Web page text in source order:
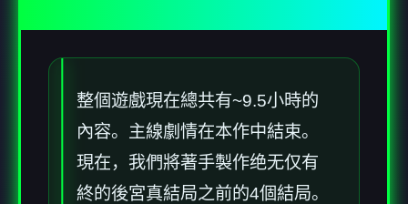
整個遊戲現在總共有~9.5小時的
內容。主線劇情在本作中結束。
現在，我們將著手製作绝无仅有
終的後宮真結局之前的4個結局。